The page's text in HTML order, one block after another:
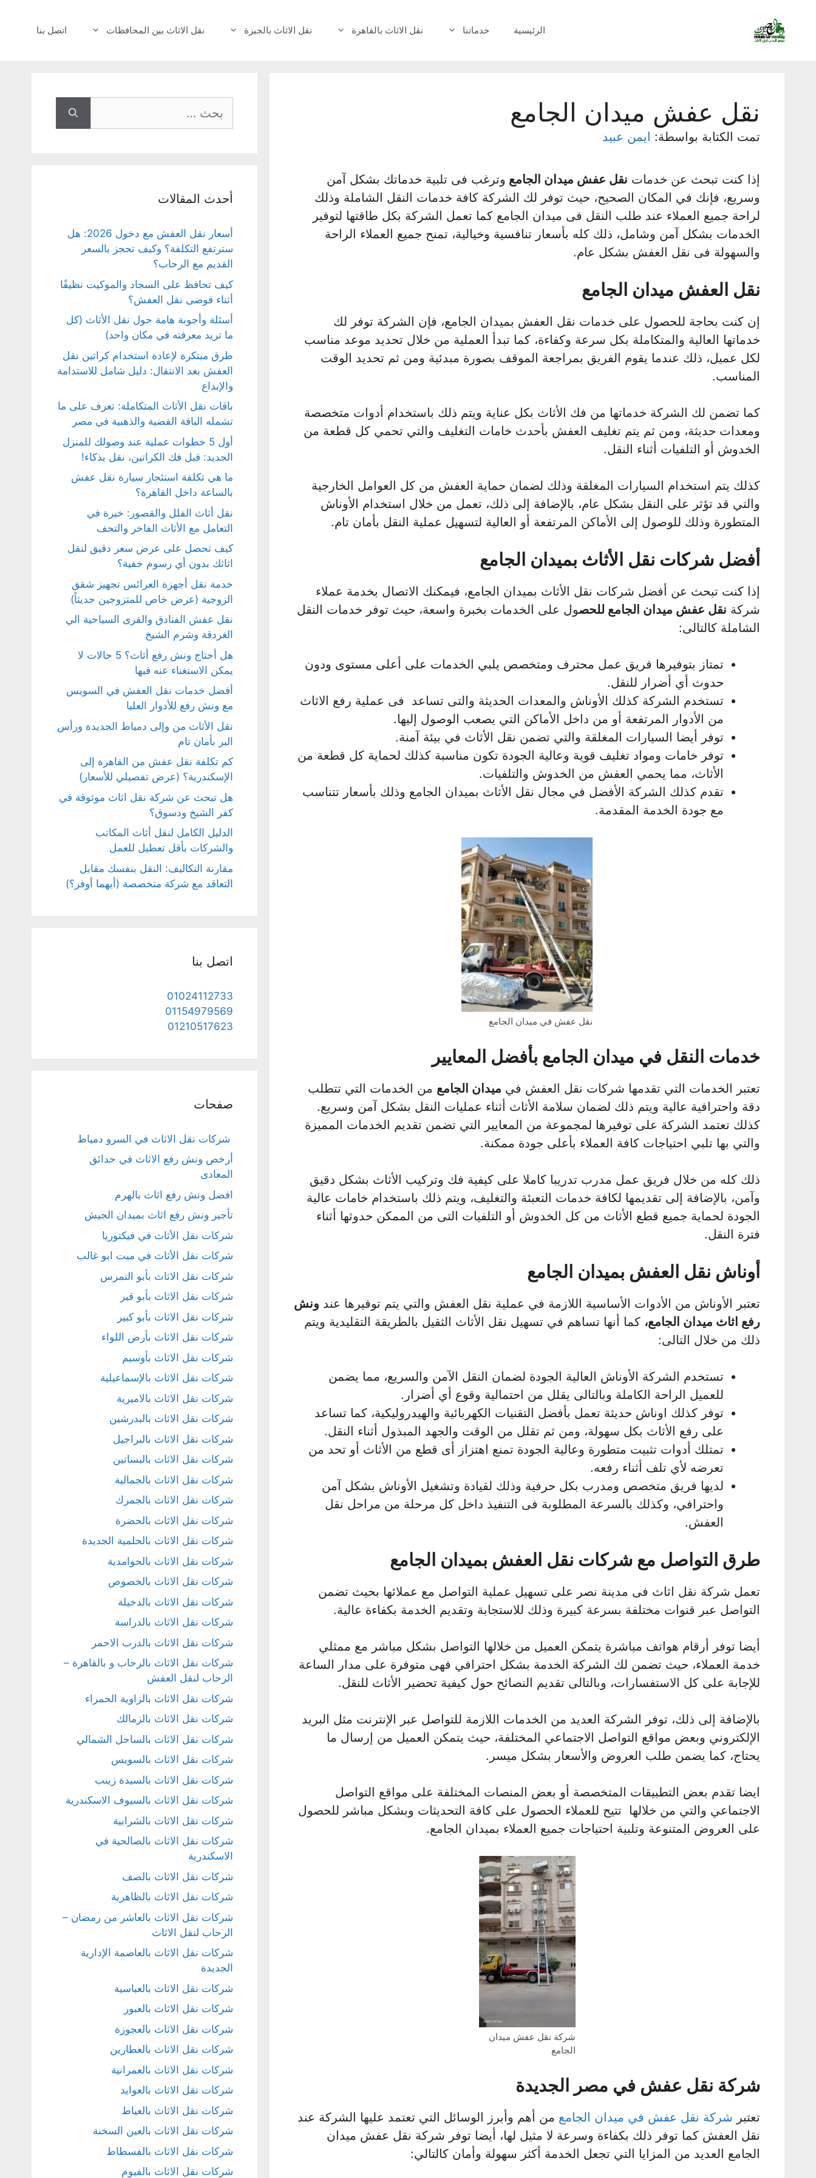
المحتوى
الرئيسية خدماتنا نقل الاثاث بالقاهرة نقل الاثاث بالجيزة نقل الاثاث بين المحافظات اتصل بنا
نقل عفش ميدان الجامع
تمت الكتابة بواسطة: ايمن عبيد
إذا كنت تبحث عن خدمات نقل عفش ميدان الجامع وترغب فى تلبية خدماتك بشكل آمن
وسريع، فإنك في المكان الصحيح، حيث توفر لك الشركة كافة خدمات النقل الشاملة وذلك
لراحة جميع العملاء عند طلب النقل فى ميدان الجامع كما تعمل الشركة بكل طاقتها لتوفير
الخدمات بشكل آمن وشامل، ذلك كله بأسعار تنافسية وخيالية، تمنح جميع العملاء الراحة
والسهولة فى نقل العفش بشكل عام.
نقل العفش ميدان الجامع
إن كنت بحاجة للحصول على خدمات نقل العفش بميدان الجامع، فإن الشركة توفر لك
خدماتها العالية والمتكاملة بكل سرعة وكفاءة، كما تبدأ العملية من خلال تحديد موعد مناسب
لكل عميل، ذلك عندما يقوم الفريق بمراجعة الموقف بصورة مبدئية ومن ثم تحديد الوقت
المناسب.
كما تضمن لك الشركة خدماتها من فك الأثاث بكل عناية ويتم ذلك باستخدام أدوات متخصصة
ومعدات حديثة، ومن ثم يتم تغليف العفش بأحدث خامات التغليف والتي تحمي كل قطعة من
الخدوش أو التلفيات أثناء النقل.
كذلك يتم استخدام السيارات المغلقة وذلك لضمان حماية العفش من كل العوامل الخارجية
والتي قد تؤثر على النقل بشكل عام، بالإضافة إلى ذلك، تعمل من خلال استخدام الأوناش
المتطورة وذلك للوصول إلى الأماكن المرتفعة أو العالية لتسهيل عملية النقل بأمان تام.
أفضل شركات نقل الأثاث بميدان الجامع
إذا كنت تبحث عن أفضل شركات نقل الأثاث بميدان الجامع، فيمكنك الاتصال بخدمة عملاء
شركة نقل عفش ميدان الجامع للحصول على الخدمات بخبرة واسعة، حيث توفر خدمات النقل
الشاملة كالتالى:
تمتاز بتوفيرها فريق عمل محترف ومتخصص يلبي الخدمات على أعلى مستوى ودون
حدوث أي أضرار للنقل.
تستخدم الشركة كذلك الأوناش والمعدات الحديثة والتى تساعد فى عملية رفع الاثاث
من الأدوار المرتفعة أو من داخل الأماكن التي يصعب الوصول إليها.
توفر أيضا السيارات المغلقة والتي تضمن نقل الأثاث في بيئة آمنة.
توفر خامات ومواد تغليف قوية وعالية الجودة تكون مناسبة كذلك لحماية كل قطعة من
الأثاث، مما يحمي العفش من الخدوش والتلفيات.
تقدم كذلك الشركة الأفضل في مجال نقل الأثاث بميدان الجامع وذلك بأسعار تتناسب
مع جودة الخدمة المقدمة.
نقل عفش في ميدان الجامع
خدمات النقل في ميدان الجامع بأفضل المعايير
تعتبر الخدمات التي تقدمها شركات نقل العفش في ميدان الجامع من الخدمات التي تتطلب
دقة واحترافية عالية ويتم ذلك لضمان سلامة الأثاث أثناء عمليات النقل بشكل آمن وسريع.
كذلك تعتمد الشركة على توفيرها لمجموعة من المعايير التي تضمن تقديم الخدمات المميزة
والتي بها تلبي احتياجات كافة العملاء بأعلى جودة ممكنة.
ذلك كله من خلال فريق عمل مدرب تدريبا كاملا على كيفية فك وتركيب الأثاث بشكل دقيق
وآمن، بالإضافة إلى تقديمها لكافة خدمات التعبئة والتغليف، ويتم ذلك باستخدام خامات عالية
الجودة لحماية جميع قطع الأثاث من كل الخدوش أو التلفيات التى من الممكن حدوثها أثناء
فترة النقل.
أوناش نقل العفش بميدان الجامع
تعتبر الأوناش من الأدوات الأساسية اللازمة في عملية نقل العفش والتي يتم توفيرها عند ونش
رفع اثاث ميدان الجامع، كما أنها تساهم في تسهيل نقل الأثاث الثقيل بالطريقة التقليدية ويتم
ذلك من خلال التالى:
تستخدم الشركة الأوناش العالية الجودة لضمان النقل الآمن والسريع، مما يضمن
للعميل الراحة الكاملة وبالتالى يقلل من احتمالية وقوع أي أضرار.
توفر كذلك اوناش حديثة تعمل بأفضل التقنيات الكهربائية والهيدروليكية، كما تساعد
على رفع الأثاث بكل سهولة، ومن ثم تقلل من الوقت والجهد المبذول أثناء النقل.
تمتلك أدوات تثبيت متطورة وعالية الجودة تمنع اهتزاز أى قطع من الأثاث أو تحد من
تعرضه لأي تلف أثناء رفعه.
لديها فريق متخصص ومدرب بكل حرفية وذلك لقيادة وتشغيل الأوناش بشكل آمن
واحترافي، وكذلك بالسرعة المطلوبة فى التنفيذ داخل كل مرحلة من مراحل نقل
العفش.
طرق التواصل مع شركات نقل العفش بميدان الجامع
تعمل شركة نقل اثاث فى مدينة نصر على تسهيل عملية التواصل مع عملائها بحيث تضمن
التواصل عبر قنوات مختلفة بسرعة كبيرة وذلك للاستجابة وتقديم الخدمة بكفاءة عالية.
أيضا توفر أرقام هواتف مباشرة يتمكن العميل من خلالها التواصل بشكل مباشر مع ممثلي
خدمة العملاء، حيث تضمن لك الشركة الخدمة بشكل احترافي فهى متوفرة على مدار الساعة
للإجابة على كل الاستفسارات، وبالتالى تقديم النصائح حول كيفية تحضير الأثاث للنقل.
بالإضافة إلى ذلك، توفر الشركة العديد من الخدمات اللازمة للتواصل عبر الإنترنت مثل البريد
الإلكتروني وبعض مواقع التواصل الاجتماعي المختلفة، حيث يتمكن العميل من إرسال ما
يحتاج، كما يضمن طلب العروض والأسعار بشكل ميسر.
ايضا تقدم بعض التطبيقات المتخصصة أو بعض المنصات المختلفة على مواقع التواصل
الاجتماعي والتي من خلالها تتيح للعملاء الحصول على كافة التحديثات وبشكل مباشر للحصول
على العروض المتنوعة وتلبية احتياجات جميع العملاء بميدان الجامع.
شركة نقل عفش ميدان
الجامع
شركة نقل عفش في مصر الجديدة
تعتبر شركة نقل عفش في ميدان الجامع من أهم وأبرز الوسائل التي تعتمد عليها الشركة عند
نقل العفش كما توفر ذلك بكفاءة وسرعة لا مثيل لها، أيضا توفر شركة نقل عفش ميدان
الجامع العديد من المزايا التي تجعل الخدمة أكثر سهولة وأمان كالتالي:
عن:
أحدث المقالات
أسعار نقل العفش مع دخول 2026: هل
سترتفع التكلفة؟ وكيف تحجز بالسعر
القديم مع الرحاب؟
كيف تحافظ على السجاد والموكيت نظيفًا
أثناء فوضى نقل العفش؟
أسئلة وأجوبة هامة حول نقل الأثاث (كل
ما تريد معرفته في مكان واحد)
طرق مبتكرة لإعادة استخدام كراتين نقل
العفش بعد الانتقال: دليل شامل للاستدامة
والإبداع
باقات نقل الأثاث المتكاملة: تعرف على ما
تشمله الباقة الفضية والذهبية في مصر
أول 5 خطوات عملية عند وصولك للمنزل
الجديد: قبل فك الكراتين، نقل بذكاء!
ما هي تكلفة استئجار سيارة نقل عفش
بالساعة داخل القاهرة؟
نقل أثاث الفلل والقصور: خبرة في
التعامل مع الأثاث الفاخر والتحف
كيف تحصل على عرض سعر دقيق لنقل
اثاثك بدون أي رسوم خفية؟
خدمة نقل أجهزة العرائس تجهيز شقق
الزوجية (عرض خاص للمتزوجين حديثاً)
نقل عفش الفنادق والقرى السياحية الي
الغردقة وشرم الشيخ
هل أحتاج ونش رفع أثاث؟ 5 حالات لا
يمكن الاستغناء عنه فيها
أفضل خدمات نقل العفش في السويس
مع ونش رفع للأدوار العليا
نقل الأثاث من وإلى دمياط الجديدة ورأس
البر بأمان تام
كم تكلفة نقل عفش من القاهرة إلى
الإسكندرية؟ (عرض تفصيلي للأسعار)
هل تبحث عن شركة نقل اثاث موثوقة في
كفر الشيخ ودسوق؟
الدليل الكامل لنقل أثاث المكاتب
والشركات بأقل تعطيل للعمل
مقارنة التكاليف: النقل بنفسك مقابل
التعاقد مع شركة متخصصة (أيهما أوفر؟)
اتصل بنا
01024112733
01154979569
01210517623
صفحات
شركات نقل الاثاث في السرو دمياط
أرخص ونش رفع الاثاث في حدائق
المعادى
افضل ونش رفع اثاث بالهرم
تأجير ونش رفع اثاث بميدان الجيش
شركات نقل الأثاث في فيكتوريا
شركات نقل الأثاث في ميت ابو غالب
شركات نقل الاثاث بأبو النمرس
شركات نقل الاثاث بأبو قير
شركات نقل الاثاث بأبو كبير
شركات نقل الاثاث بأرض اللواء
شركات نقل الاثاث بأوسيم
شركات نقل الاثاث بالإسماعيلية
شركات نقل الاثاث بالاميرية
شركات نقل الاثاث بالبدرشين
شركات نقل الاثاث بالبراجيل
شركات نقل الاثاث بالبساتين
شركات نقل الاثاث بالجمالية
شركات نقل الاثاث بالجمرك
شركات نقل الاثاث بالحضرة
شركات نقل الاثاث بالحلمية الجديدة
شركات نقل الاثاث بالحوامدية
شركات نقل الاثاث بالخصوص
شركات نقل الاثاث بالدخيلة
شركات نقل الاثاث بالدراسة
شركات نقل الاثاث بالدرب الاحمر
شركات نقل الاثاث بالرحاب و بالقاهرة –
الرحاب لنقل العفش
شركات نقل الاثاث بالزاوية الحمراء
شركات نقل الاثاث بالزمالك
شركات نقل الاثاث بالساحل الشمالي
شركات نقل الاثاث بالسويس
شركات نقل الاثاث بالسيدة زينب
شركات نقل الاثاث بالسيوف الاسكندرية
شركات نقل الاثاث بالشرابية
شركات نقل الاثاث بالصالحية في
الاسكندرية
شركات نقل الاثاث بالصف
شركات نقل الاثاث بالظاهرية
شركات نقل الاثاث بالعاشر من رمضان –
الرحاب لنقل الاثاث
شركات نقل الاثاث بالعاصمة الإدارية
الجديدة
شركات نقل الاثاث بالعباسية
شركات نقل الاثاث بالعبور
شركات نقل الاثاث بالعجوزة
شركات نقل الاثاث بالعطارين
شركات نقل الاثاث بالعمرانية
شركات نقل الاثاث بالعوايد
شركات نقل الاثاث بالعياط
شركات نقل الاثاث بالعين السخنة
شركات نقل الاثاث بالفسطاط
شركات نقل الاثاث بالفيوم